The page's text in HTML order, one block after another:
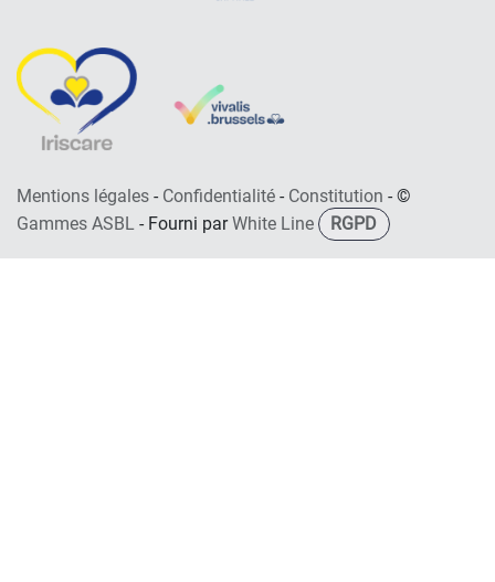
Mentions légales - Confidentialité - Constitution - ©
Gammes ASBL - Fourni parWhite Line RGPD